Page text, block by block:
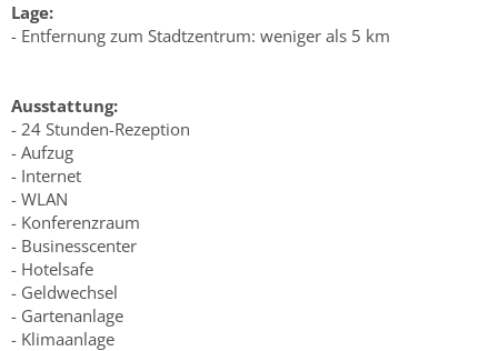
Lage:
- Entfernung zum Stadtzentrum: weniger als 5 km
Ausstattung:
- 24 Stunden-Rezeption
- Aufzug
- Internet
- WLAN
- Konferenzraum
- Businesscenter
- Hotelsafe
- Geldwechsel
- Gartenanlage
- Klimaanlage